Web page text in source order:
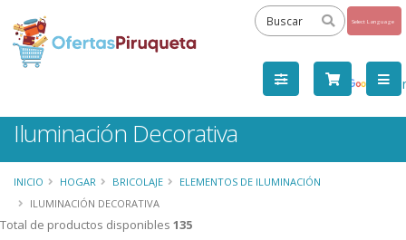
by
Iluminación Decorativa
INICIO HOGAR BRICOLAJE
ELEMENTOS DE ILUMINACIÓN
ILUMINACIÓN DECORATIVA
Total de productos disponibles 135